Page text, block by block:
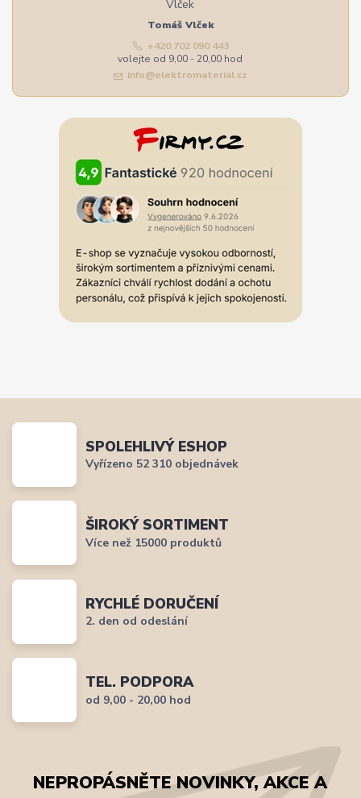
Tomáš Vlček
+420 702 090 443
volejte od 9,00 - 20,00 hod
info@elektromaterial.cz
SPOLEHLIVÝ ESHOP
Vyřízeno 52 310 objednávek
ŠIROKÝ SORTIMENT
Více než 15000 produktů
RYCHLÉ DORUČENÍ
2. den od odeslání
TEL. PODPORA
od 9,00 - 20,00 hod
NEPROPÁSNĚTE NOVINKY, AKCE A